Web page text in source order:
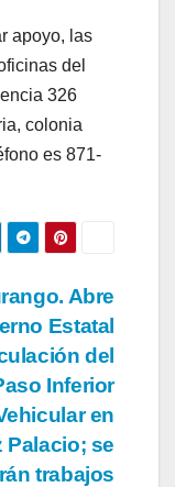
apoyo, las
del
326
colonia
es 871-
Abre
Estatal
del
Inferior
en
Palacio; se
trabajos